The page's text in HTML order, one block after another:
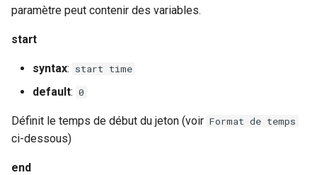
weauth
websocket-proxy
websocket
paramètre peut contenir des variables.
start
syntax: start time
default: 0
Définit le temps de début du jeton (voir Format de temps
ci-dessous)
end